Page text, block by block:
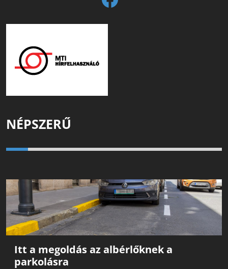
NÉPSZERŰ
Itt a megoldás az albérlőknek a
parkolásra